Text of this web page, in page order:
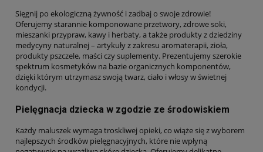
Sięgnij po ekologiczną żywność i zadbaj o swoje zdrowie!
Oferujemy starannie komponowane przetwory, zdrowe soki,
mieszanki przypraw, kawy i herbaty, a także produkty z dziedziny
medycyny naturalnej – artykuły z zakresu aromaterapii, zioła,
produkty pszczele, maści czy suplementy. Prezentujemy szerokie
spektrum kosmetyków na bazie organicznych komponentów,
dzięki którym utrzymasz swoją twarz, ciało i włosy w świetnej
kondycji.
Pielęgnacja dziecka w zgodzie ze środowiskiem
Każdy maluszek wymaga troskliwej opieki, co wiąże się z wyborem
najlepszych środków pielęgnacyjnych, które nie wpłyną